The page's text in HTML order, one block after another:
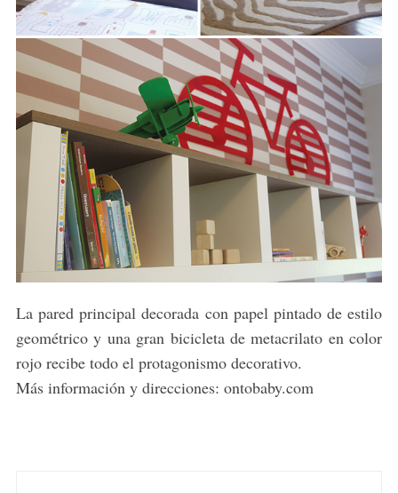
La pared principal decorada con papel pintado de estilo
geométrico y una gran bicicleta de metacrilato en color
rojo recibe todo el protagonismo decorativo.
Más información y direcciones: ontobaby.com